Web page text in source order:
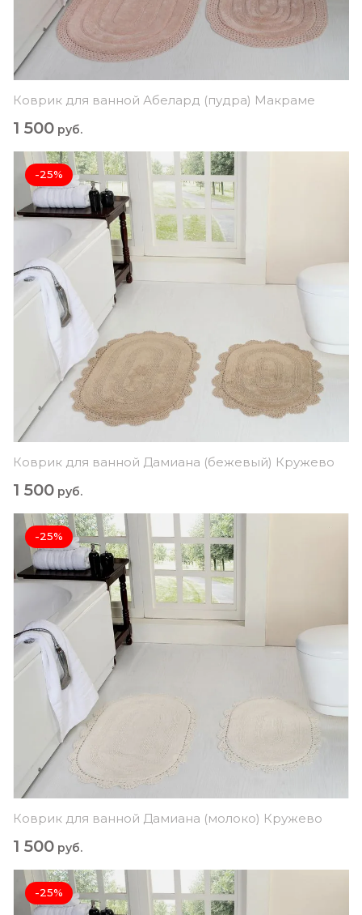
Коврик для ванной Абелард (пудра) Макраме
1 500 руб.
-25%
Коврик для ванной Дамиана (бежевый) Кружево
1 500 руб.
-25%
Коврик для ванной Дамиана (молоко) Кружево
1 500 руб.
-25%